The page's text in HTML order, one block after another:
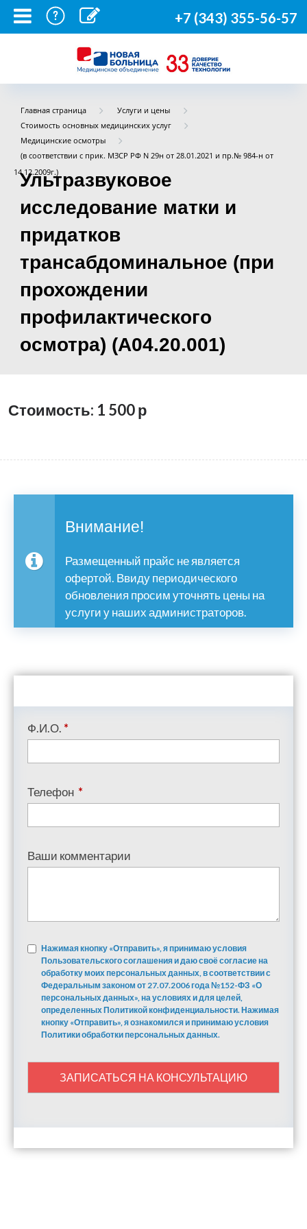
+7 (343) 355-56-57
Главная страница
Услуги и цены
Стоимость основных медицинских услуг
Медицинские осмотры
(в соответствии с прик. МЗСР РФ N 29н от 28.01.2021 и пр.№ 984-н от
14.12.2009г.)
Ультразвуковое
исследование матки и
придатков
трансабдоминальное (при
прохождении
профилактического
осмотра) (А04.20.001)
Стоимость: 1 500р
Внимание!
Размещенный прайс не является
офертой. Ввиду периодического
обновления просим уточнять цены на
услуги у наших администраторов.
Ф.И.О. *
Телефон *
Ваши комментарии
Нажимая кнопку «Отправить», я принимаю условия
Пользовательского соглашения и даю своё согласие на
обработку моих персональных данных, в соответствии с
Федеральным законом от 27.07.2006 года №152-ФЗ «О
персональных данных», на условиях и для целей,
определенных Политикой конфиденциальности. Нажимая
кнопку «Отправить», я ознакомился и принимаю условия
Политики обработки персональных данных.
ЗАПИСАТЬСЯ НА КОНСУЛЬТАЦИЮ